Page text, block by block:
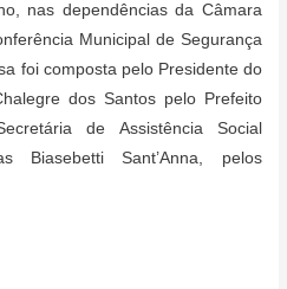
nas dependências da Câmara
Municipal de Segurança
foi composta pelo Presidente do
dos Santos pelo Prefeito
de Assistência Social
Biasebetti Sant’Anna, pelos